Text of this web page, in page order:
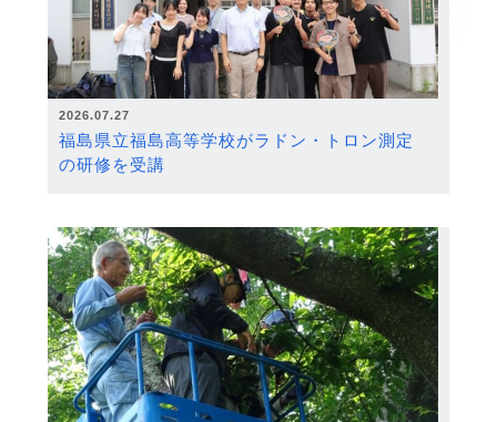
2026.07.27
福島県立福島高等学校がラドン・トロン測定
の研修を受講